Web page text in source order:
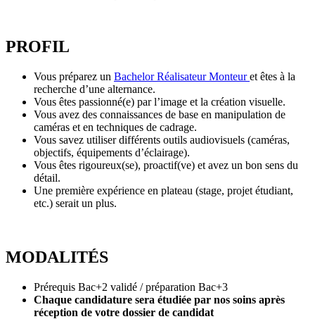
PROFIL
Vous préparez un Bachelor Réalisateur Monteuret êtes à la
recherche d’une alternance.
Vous êtes passionné(e) par l’image et la création visuelle.
Vous avez des connaissances de base en manipulation de
caméras et en techniques de cadrage.
Vous savez utiliser différents outils audiovisuels (caméras,
objectifs, équipements d’éclairage).
Vous êtes rigoureux(se), proactif(ve) et avez un bon sens du
détail.
Une première expérience en plateau (stage, projet étudiant,
etc.) serait un plus.
MODALITÉS
Prérequis Bac+2 validé / préparation Bac+3
Chaque candidature sera étudiée par nos soins après
réception de votre dossier de candidat